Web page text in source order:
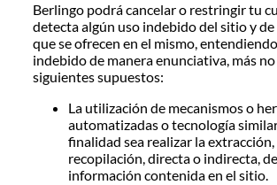
Berlingo podrá cancelar o restringir tu
detecta algún uso indebido del sitio y
que se ofrecen en el mismo,
indebido de manera enunciativa, más
siguientes supuestos:
La utilización de mecanismos o
automatizadas o tecnología
finalidad sea realizar la
recopilación, directa o indirecta,
información contenida en el sitio.